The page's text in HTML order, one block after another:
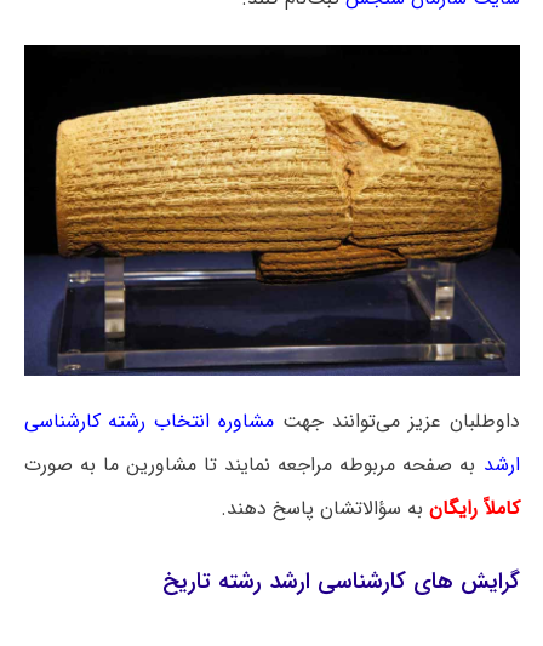
داوطلبان عزیز می‌توانند جهت مشاوره انتخاب رشته کارشناسی
ارشد به صفحه مربوطه مراجعه نمایند تا مشاورین ما به صورت
کاملاً رایگان به سؤالاتشان پاسخ دهند.
گرایش‌ های کارشناسی ارشد رشته تاریخ